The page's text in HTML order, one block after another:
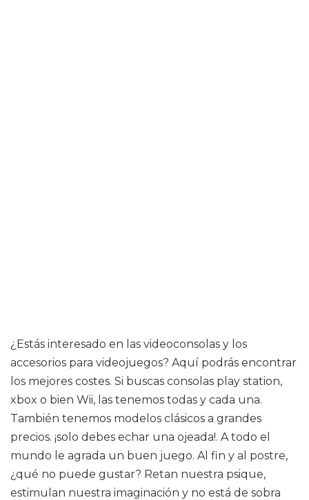
¿Estás interesado en las videoconsolas y los
accesorios para videojuegos? Aquí podrás encontrar
los mejores costes. Si buscas consolas play station,
xbox o bien Wii, las tenemos todas y cada una.
También tenemos modelos clásicos a grandes
precios. ¡solo debes echar una ojeada!. A todo el
mundo le agrada un buen juego. Al fin y al postre,
¿qué no puede gustar? Retan nuestra psique,
estimulan nuestra imaginación y no está de sobra